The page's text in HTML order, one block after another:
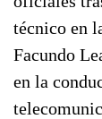
técnico en
Facundo
en la